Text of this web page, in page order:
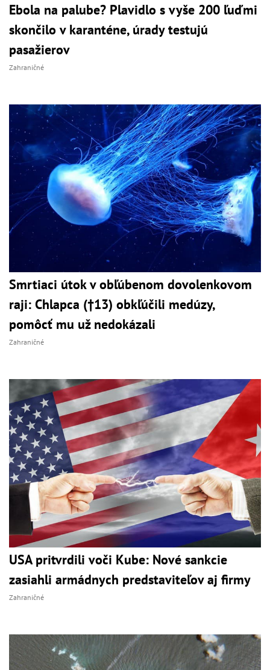
Ebola na palube? Plavidlo s vyše 200 ľuďmi
skončilo v karanténe, úrady testujú
pasažierov
Zahraničné
Smrtiaci útok v obľúbenom dovolenkovom
raji: Chlapca (†13) obkľúčili medúzy,
pomôcť mu už nedokázali
Zahraničné
USA pritvrdili voči Kube: Nové sankcie
zasiahli armádnych predstaviteľov aj firmy
Zahraničné